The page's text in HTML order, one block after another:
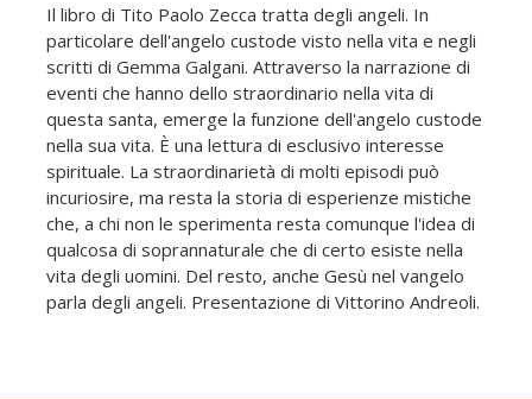
Il libro di Tito Paolo Zecca tratta degli angeli. In
particolare dell'angelo custode visto nella vita e negli
scritti di Gemma Galgani. Attraverso la narrazione di
eventi che hanno dello straordinario nella vita di
questa santa, emerge la funzione dell'angelo custode
nella sua vita. È una lettura di esclusivo interesse
spirituale. La straordinarietà di molti episodi può
incuriosire, ma resta la storia di esperienze mistiche
che, a chi non le sperimenta resta comunque l'idea di
qualcosa di soprannaturale che di certo esiste nella
vita degli uomini. Del resto, anche Gesù nel vangelo
parla degli angeli. Presentazione di Vittorino Andreoli.